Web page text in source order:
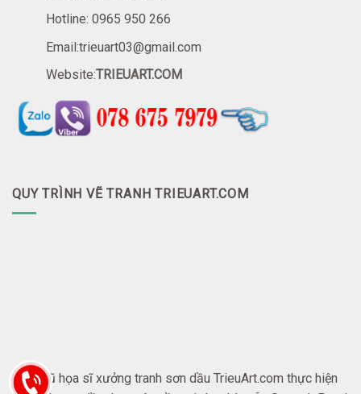
Hotline: 0965 950 266
Email:trieuart03@gmail.com
Website:TRIEUART.COM
QUY TRÌNH VẼ TRANH TRIEUART.COM
Đội ngũ họa sĩ xưởng tranh sơn dầu TrieuArt.com thực hiện